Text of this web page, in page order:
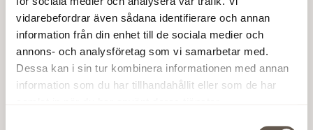
vidarebefordrar även sådana identifierare och annan
information från din enhet till de sociala medier och
annons- och analysföretag som vi samarbetar med.
Dessa kan i sin tur kombinera informationen med annan
information som du har tillhandahållit eller som de har
medarbetares insatser bidrog till den mycket goda
resultatutvecklingen. Samtidigt som den globala oron
fortsätter att hålla räntorna på en låg nivå ser den
svenska marknaden ut att stå stark även under det
kommande året. Det gör att jag ser att förutsättningarna